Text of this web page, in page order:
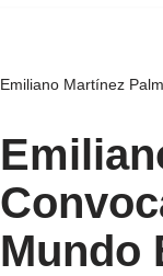
Emiliano Martínez
Mundo